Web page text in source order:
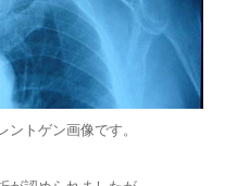
ントゲン画像です。